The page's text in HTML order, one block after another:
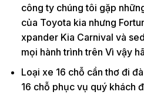
công ty chúng tôi gặp
của Toyota kia nhưng
xpander Kia Carnival và
mọi hành trình trên Vì vậy
Loại xe 16 chỗ cần thơ đi
16 chỗ phục vụ quý khách